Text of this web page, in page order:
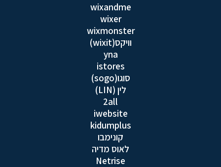
wixandme
wixer
wixmonster
וויקס(wixit)
yna
istores
סוגו(sogo)
לין (LIN)
2all
iwebsite
kidumplus
קונימבו
לאוס מדיה
Netrise